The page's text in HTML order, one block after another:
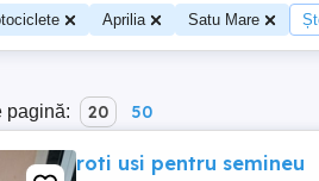
Aprilia Satu Mare
pagină: 20 50
roti usi pentru semineu